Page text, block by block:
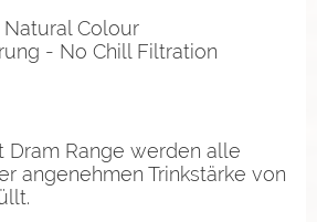
Colour
- No Chill Filtration
Dram Range werden alle
angenehmen Trinkstärke von